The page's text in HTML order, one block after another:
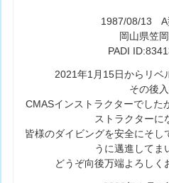
1987/08/13
岡山県笠
PADI
2021年1月15日からリベ
その後入
CMASインストラクターでした
ストラクターに
皆様のダイビングを安全にそし
うに邁進してま
どうぞ向後万端よろしく